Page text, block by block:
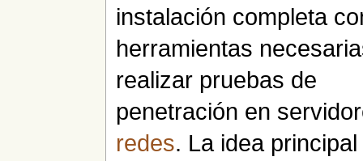
instalación completa
herramientas
realizar pruebas de
penetración en
redes. La idea